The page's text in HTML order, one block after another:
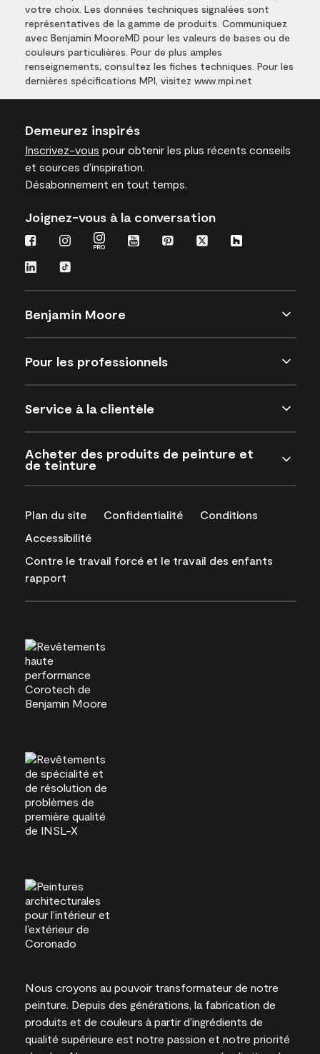
votre choix. Les données techniques signalées sont
représentatives de la gamme de produits. Communiquez
avec Benjamin MooreMD pour les valeurs de bases ou de
couleurs particulières. Pour de plus amples
renseignements, consultez les fiches techniques. Pour les
dernières spécifications MPI, visitez www.mpi.net
Demeurez inspirés
Inscrivez-vous pour obtenir les plus récents conseils
et sources d’inspiration.
Désabonnement en tout temps.
Joignez-vous à la conversation
Benjamin Moore
Pour les professionnels
Service à la clientèle
Acheter des produits de peinture et
de teinture
Plan du site Confidentialité
Conditions
Accessibilité
Contre le travail forcé et le travail des enfants
rapport
Nous croyons au pouvoir transformateur de notre
peinture. Depuis des générations, la fabrication de
produits et de couleurs à partir d’ingrédients de
qualité supérieure est notre passion et notre priorité